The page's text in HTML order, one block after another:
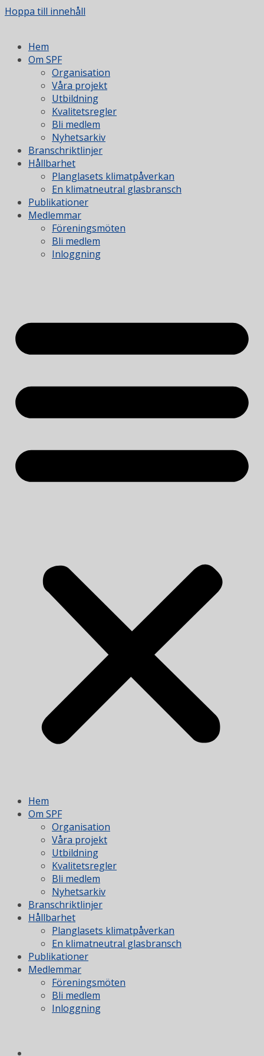
Hoppa till innehåll
Hem
Om SPF
Organisation
Våra projekt
Utbildning
Kvalitetsregler
Bli medlem
Nyhetsarkiv
Branschriktlinjer
Hållbarhet
Planglasets klimatpåverkan
En klimatneutral glasbransch
Publikationer
Medlemmar
Föreningsmöten
Bli medlem
Inloggning
Hem
Om SPF
Organisation
Våra projekt
Utbildning
Kvalitetsregler
Bli medlem
Nyhetsarkiv
Branschriktlinjer
Hållbarhet
Planglasets klimatpåverkan
En klimatneutral glasbransch
Publikationer
Medlemmar
Föreningsmöten
Bli medlem
Inloggning